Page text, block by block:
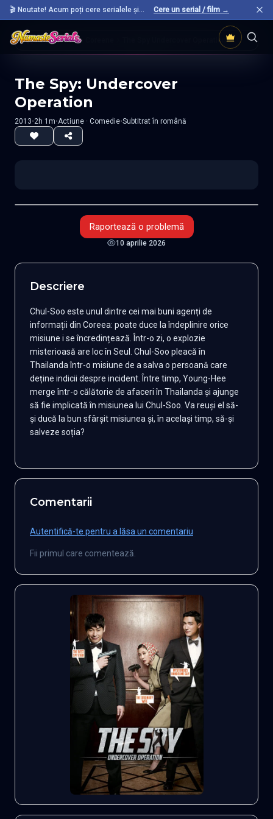
🎬 Noutate! Acum poți cere serialele și
filmele preferate care nu sunt încă pe site.
Cere un serial / film →
Acasă Filme Coreene The Spy Undercover Operation
The Spy: Undercover
Operation
2013•2h 1m•Actiune · Comedie•Subtitrat în română
10 aprilie 2026
Raportează o problemă
Descriere
Chul-Soo este unul dintre cei mai buni agenți de
informații din Coreea: poate duce la îndeplinire orice
misiune i se încredințează. Într-o zi, o explozie
misterioasă are loc în Seul. Chul-Soo pleacă în
Thailanda într-o misiune de a salva o persoană care
deține indicii despre incident. Între timp, Young-Hee
merge într-o călătorie de afaceri în Thailanda și ajunge
să fie implicată în misiunea lui Chul-Soo. Va reuși el să-
și ducă la bun sfârșit misiunea și, în același timp, să-și
salveze soția?
Comentarii
Autentifică-te pentru a lăsa un comentariu
Fii primul care comentează.